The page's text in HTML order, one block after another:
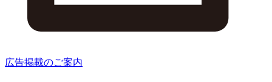
広告掲載のご案内